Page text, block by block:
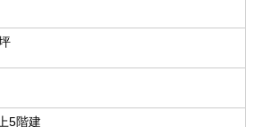
5階建